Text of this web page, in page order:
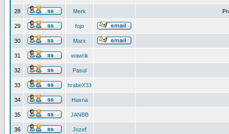
28 Merk
29 fojo
30 Marx
31 wawrik
32 Pasul
33 hrabeX33
34 Haxna
35 JANBB
36 Jozef